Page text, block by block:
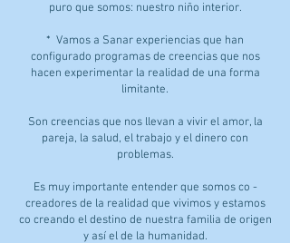
puro que somos: nuestro niño interior.
* Vamos a Sanar experiencias que han
configurado programas de creencias que nos
hacen experimentar la realidad de una forma
limitante.
Son creencias que nos llevan a vivir el amor, la
pareja, la salud, el trabajo y el dinero con
problemas.
Es muy importante entender que somos co -
creadores de la realidad que vivimos y estamos
co creando el destino de nuestra familia de origen
y así el de la humanidad.